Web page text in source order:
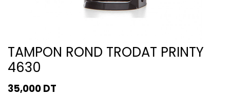
TAMPON ROND TRODAT PRINTY
4630
35,000DT